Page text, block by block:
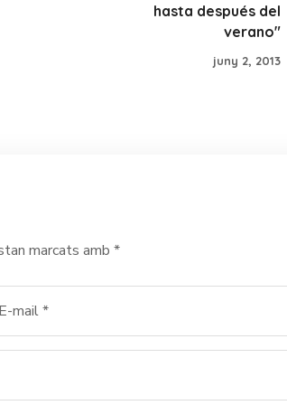
hasta después del
verano"
juny 2, 2013
marcats amb *